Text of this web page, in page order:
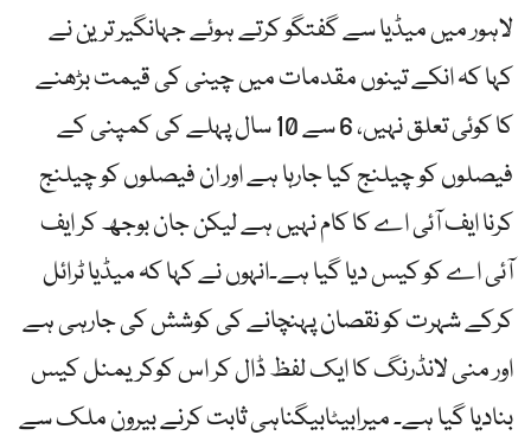
لاہور میں میڈیا سے گفتگو کرتے ہوئے جہانگیر ترین نے
کہا کہ انکے تینوں مقدمات میں چینی کی قیمت بڑھنے
کا کوئی تعلق نہیں، 6 سے 10 سال پہلے کی کمپنی کے
فیصلوں کو چیلنج کیا جارہا ہے اور ان فیصلوں کو چیلنج
کرنا ایف آئی اے کا کام نہیں ہے لیکن جان بوجھ کر ایف
آئی اے کو کیس دیا گیا ہے۔انہوں نے کہا کہ میڈیا ٹرائل
کرکے شہرت کو نقصان پہنچانے کی کوشش کی جارہی ہے
اور منی لانڈرنگ کا ایک لفظ ڈال کر اس کوکریمنل کیس
بنادیا گیا ہے۔ میرابیٹابیگناہی ثابت کرنے بیرون ملک سے